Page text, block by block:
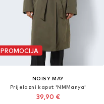
PROMOCIJA
NOISY MAY
Prijelazni kaput 'NMManya'
39,90 €